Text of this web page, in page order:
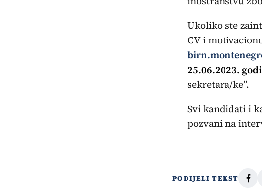
Ukoliko ste
CV i
25.06.2023.
sekretara/ke”.
Svi kandidati i
pozvani na
PODIJELI TEKST